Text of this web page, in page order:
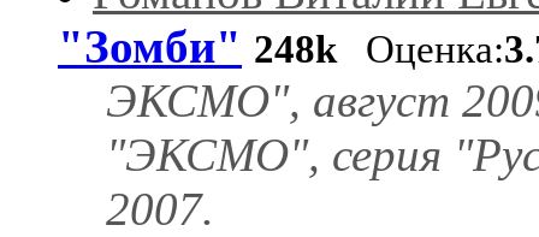
"Зомби" 248kОценка:
ЭКСМО", август
"ЭКСМО", серия
2007.